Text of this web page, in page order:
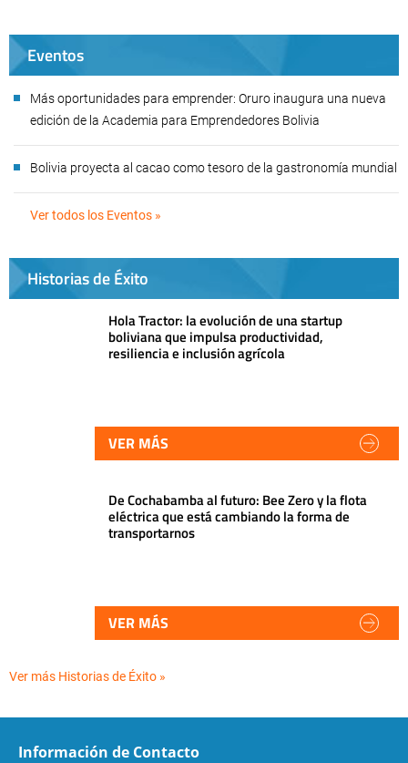
Eventos
Más oportunidades para emprender: Oruro inaugura una nueva
edición de la Academia para Emprendedores Bolivia
Bolivia proyecta al cacao como tesoro de la gastronomía mundial
Ver todos los Eventos »
Historias de Éxito
Hola Tractor: la evolución de una startup
boliviana que impulsa productividad,
resiliencia e inclusión agrícola
VER MÁS
De Cochabamba al futuro: Bee Zero y la flota
eléctrica que está cambiando la forma de
transportarnos
VER MÁS
Ver más Historias de Éxito »
Información de Contacto